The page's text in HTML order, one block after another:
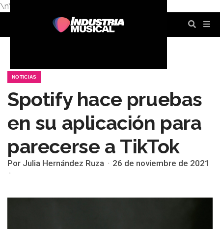
\n\n
NOTICIAS
Spotify hace pruebas
en su aplicación para
parecerse a TikTok
Por Julia Hernández Ruza 26 de noviembre de 2021